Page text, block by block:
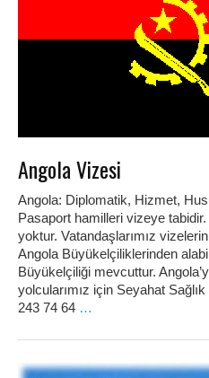
Angola Vizesi
Angola: Diplomatik, Hizmet,
Pasaport hamilleri vizeye tabidir.
yoktur. Vatandaşlarımız
Angola Büyükelçiliklerinden
Büyükelçiliği mevcuttur.
yolcularımız için Seyahat
243 74 64 …